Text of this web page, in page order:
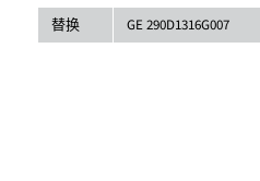
替换
GE 290D1316G007